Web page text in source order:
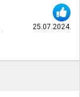
25.07.2024.